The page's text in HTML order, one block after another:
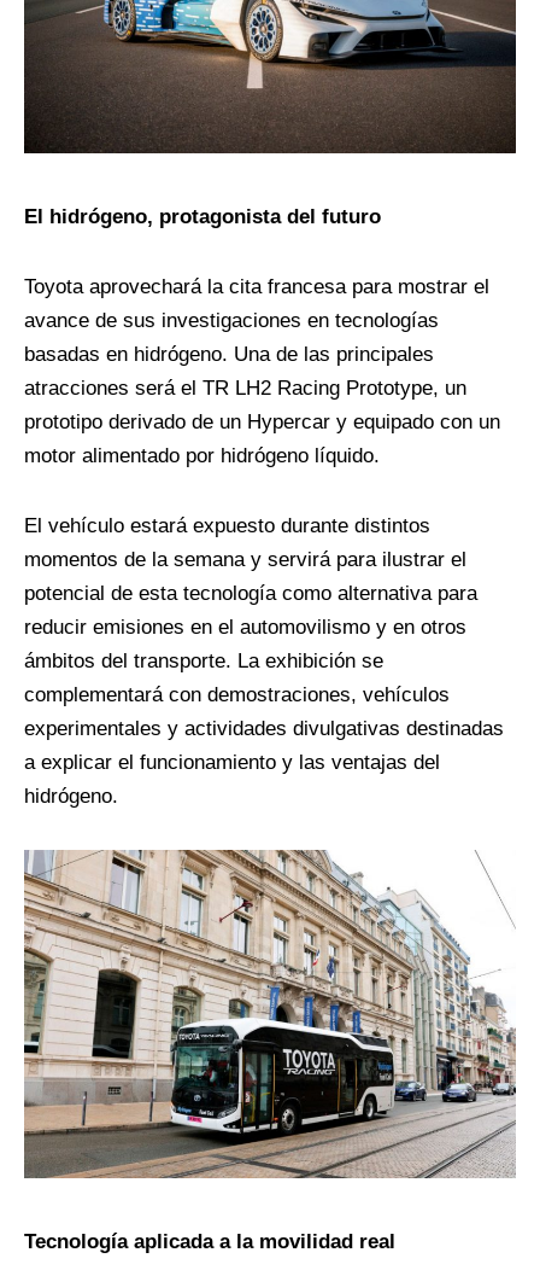
El hidrógeno, protagonista del futuro
Toyota aprovechará la cita francesa para mostrar el
avance de sus investigaciones en tecnologías
basadas en hidrógeno. Una de las principales
atracciones será el TR LH2 Racing Prototype, un
prototipo derivado de un Hypercar y equipado con un
motor alimentado por hidrógeno líquido.
El vehículo estará expuesto durante distintos
momentos de la semana y servirá para ilustrar el
potencial de esta tecnología como alternativa para
reducir emisiones en el automovilismo y en otros
ámbitos del transporte. La exhibición se
complementará con demostraciones, vehículos
experimentales y actividades divulgativas destinadas
a explicar el funcionamiento y las ventajas del
hidrógeno.
Tecnología aplicada a la movilidad real